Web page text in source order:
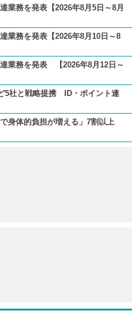
業務を発表【2026年8月5日～8月
業務を発表【2026年8月10日～8
業務を発表 【2026年8月12日～
5社と戦略提携 ID・ポイント連
身体的負担が増える」7割以上